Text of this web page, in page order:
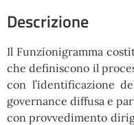
Descrizione
Il Funzionigramma
che definiscono il
con l’identificazione
governance diffusa e
con provvedimento